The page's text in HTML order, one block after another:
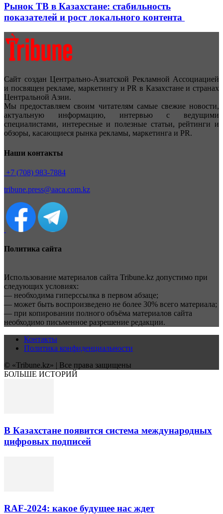
Рынок ТВ в Казахстане: стабильность
показателей и рост локального контента
Сайт создан Центрально-Азиатской Рекламной Ассоциацией
и посвящен рекламе, маркетингу и PR в Казахстане и странах
Центральной Азии.
Мы предоставляем своим читателям самые свежие новости,
актуальную информацию, интервью с ведущими
специалистами, интересные и полезные статьи, рейтинги и
обзоры, касающиеся рынка рекламы, маркетинга и PR.
Наши контакты
+7 (708) 983-7884
tribune.press@aaca.com.kz
Политика сайта
Использование материалов сайта Tribune.kz допустимо при
следующих условиях:
— необходима гиперссылка в первом абзаце;
— может быть воспроизведено не более 30% всего материала;
— при копировании полного объёма материалов сайта
необходимо письменное разрешение редакции.
Контакты
Политика конфиденциальности
© «Tribune.kz» | Все права защищены
БОЛЬШЕ ИСТОРИЙ
В Казахстане появится система международных
цифровых подписей
RAF-2024: какое будущее нас ждет